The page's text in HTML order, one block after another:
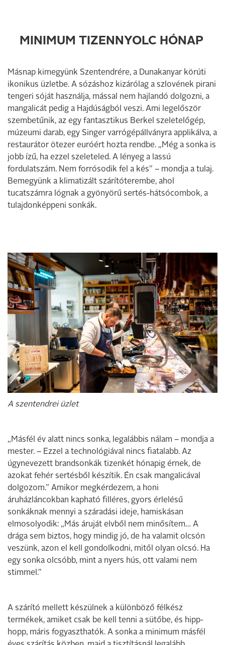
MINIMUM TIZENNYOLC HÓNAP
Másnap kimegyünk Szentendrére, a Dunakanyar körúti
ikonikus üzletbe. A sózáshoz kizárólag a szlovének pirani
tengeri sóját használja, mással nem hajlandó dolgozni, a
mangalicát pedig a Hajdúságból veszi. Ami legelőször
szembetűnik, az egy fantasztikus Berkel szeletelőgép,
múzeumi darab, egy Singer varrógépállványra applikálva, a
restaurátor ötezer euróért hozta rendbe. „Még a sonka is
jobb ízű, ha ezzel szeleteled. A lényeg a lassú
fordulatszám. Nem forrósodik fel a kés” – mondja a tulaj.
Bemegyünk a klimatizált szárítóterembe, ahol
tucatszámra lógnak a gyönyörű sertés-hátsócombok, a
tulajdonképpeni sonkák.
A szentendrei üzlet
„Másfél év alatt nincs sonka, legalábbis nálam – mondja a
mester. – Ezzel a technológiával nincs fiatalabb. Az
úgynevezett brandsonkák tizenkét hónapig érnek, de
azokat fehér sertésből készítik. Én csak mangalicával
dolgozom.” Amikor megkérdezem, a honi
áruházláncokban kapható filléres, gyors érlelésű
sonkáknak ­mennyi a száradási ideje, hamiskásan
elmosolyodik: „Más áruját elvből nem minősítem… A
drága sem biztos, hogy mindig jó, de ha valamit olcsón
veszünk, azon el kell gondolkodni, mitől olyan olcsó. Ha
egy sonka olcsóbb, mint a nyers hús, ott valami nem
stimmel.”
A szárító mellett készülnek a különböző félkész
termékek, amiket csak be kell tenni a sütőbe, és hipp-
hopp, máris fogyaszthatók. A sonka a minimum másfél